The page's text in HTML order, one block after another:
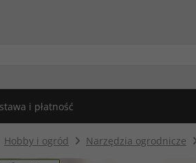
i płatność
Hobby i ogród Narzędzia ogrodnicze